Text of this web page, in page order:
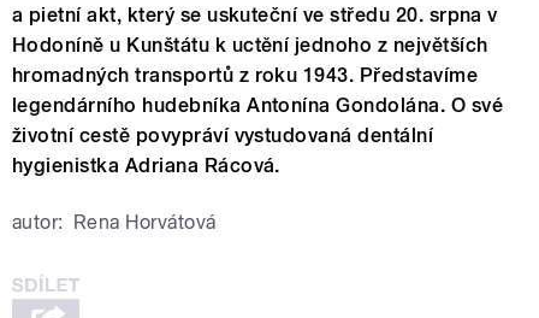
a pietní akt, který se uskuteční ve středu 20. srpna v
Hodoníně u Kunštátu k uctění jednoho z největších
hromadných transportů z roku 1943. Představíme
legendárního hudebníka Antonína Gondolána. O své
životní cestě povypráví vystudovaná dentální
hygienistka Adriana Rácová.
autor: Rena Horvátová